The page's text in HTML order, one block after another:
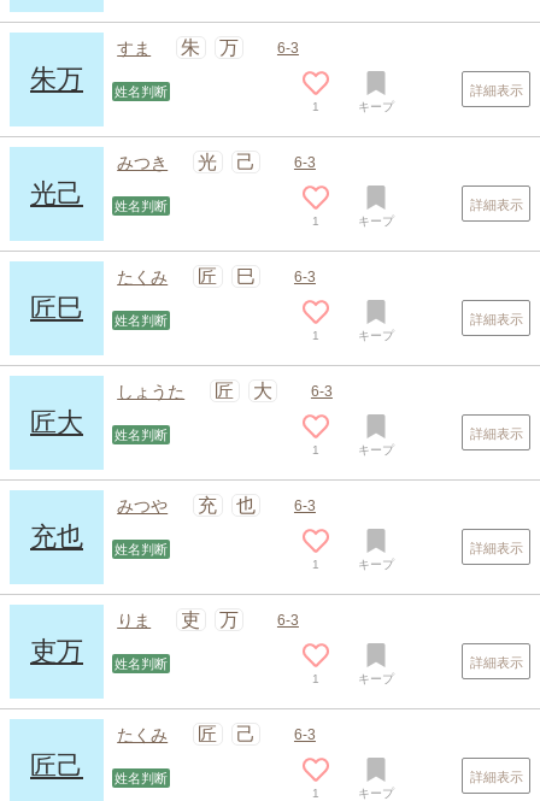
朱万
すま 朱 万 6-3
姓名判断
1 キープ
詳細表示
光己
みつき 光 己 6-3
姓名判断
1 キープ
詳細表示
匠巳
たくみ 匠 巳 6-3
姓名判断
1 キープ
詳細表示
匠大
しょうた 匠 大 6-3
姓名判断
1 キープ
詳細表示
充也
みつや 充 也 6-3
姓名判断
1 キープ
詳細表示
吏万
りま 吏 万 6-3
姓名判断
1 キープ
詳細表示
匠己
たくみ 匠 己 6-3
姓名判断
1 キープ
詳細表示